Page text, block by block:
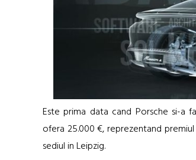
Este prima data cand Porsche si-a
ofera 25.000 €, reprezentand
sediul in Leipzig.